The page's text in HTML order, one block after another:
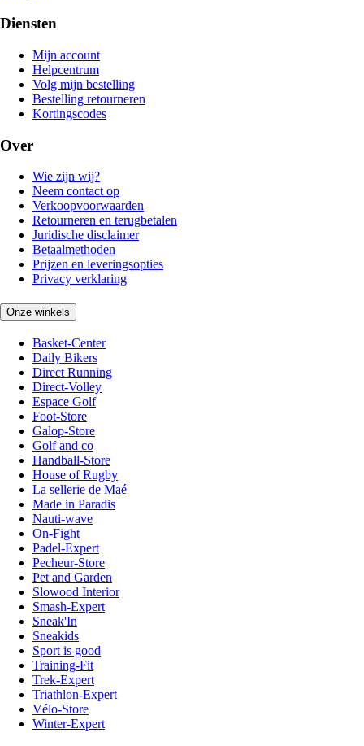
Diensten
Mijn account
Helpcentrum
Volg mijn bestelling
Bestelling retourneren
Kortingscodes
Over
Wie zijn wij?
Neem contact op
Verkoopvoorwaarden
Retourneren en terugbetalen
Juridische disclaimer
Betaalmethoden
Prijzen en leveringsopties
Privacy verklaring
Onze winkels
Basket-Center
Daily Bikers
Direct Running
Direct-Volley
Espace Golf
Foot-Store
Galop-Store
Golf and co
Handball-Store
House of Rugby
La sellerie de Maé
Made in Paradis
Nauti-wave
On-Fight
Padel-Expert
Pecheur-Store
Pet and Garden
Slowood Interior
Smash-Expert
Sneak'In
Sneakids
Sport is good
Training-Fit
Trek-Expert
Triathlon-Expert
Vélo-Store
Winter-Expert